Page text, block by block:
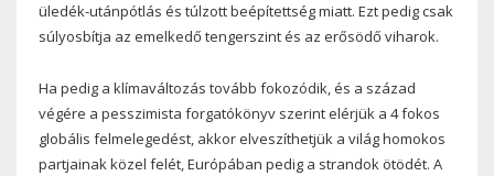
üledék-utánpótlás és túlzott beépítettség miatt. Ezt pedig csak
súlyosbítja az emelkedő tengerszint és az erősödő viharok.
Ha pedig a klímaváltozás tovább fokozódik, és a század
végére a pesszimista forgatókönyv szerint elérjük a 4 fokos
globális felmelegedést, akkor elveszíthetjük a világ homokos
partjainak közel felét, Európában pedig a strandok ötödét. A